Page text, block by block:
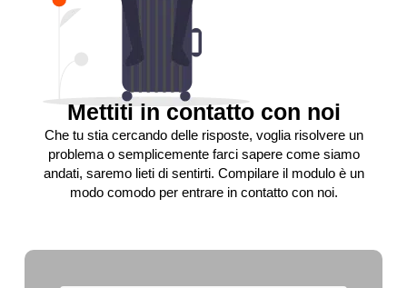
Mettiti in contatto con noi
Che tu stia cercando delle risposte, voglia risolvere un
problema o semplicemente farci sapere come siamo
andati, saremo lieti di sentirti. Compilare il modulo è un
modo comodo per entrare in contatto con noi.